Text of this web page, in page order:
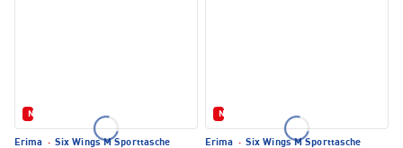
Neu
Erima · Six Wings M Sporttasche
Neu
Erima · Six Wings M Sporttasche